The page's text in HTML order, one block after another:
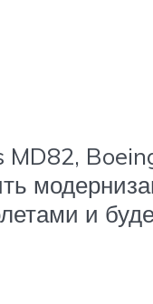
MD82,
и